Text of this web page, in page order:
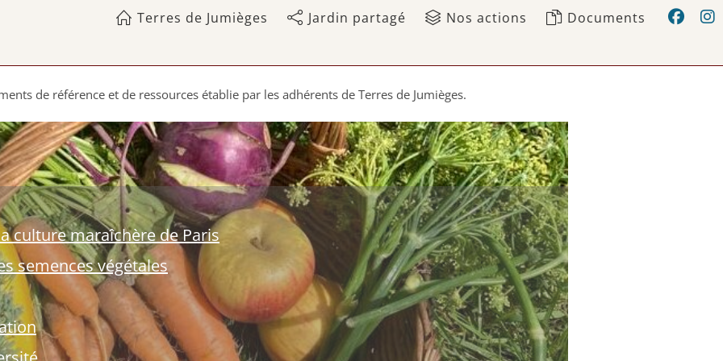
Terres de Jumièges Jardin partagé Nos actions Documents
RESSOURCES > Documents de référence, ressources
de référence et de ressources établie par les adhérents de Terres de Jumièges.
culture maraîchère de Paris
semences végétales